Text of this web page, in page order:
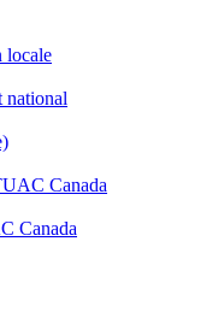
locale
national
Canada
Canada